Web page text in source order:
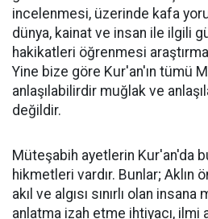
incelenmesi, üzerinde kafa
dünya, kainat ve insan ile ilgili
hakikatleri öğrenmesi
Yine bize göre Kur'an'ın tümü
anlaşılabilirdir muğlak ve
değildir.
Müteşabih ayetlerin Kur'an'da
hikmetleri vardır. Bunlar; Aklın
akıl ve algısı sınırlı olan
anlatma izah etme ihtiyacı, ilmi